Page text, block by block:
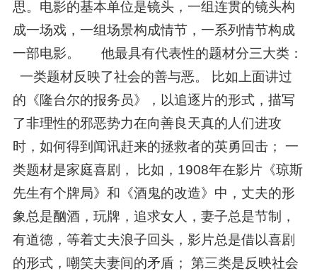
思。电影的基本单位是镜头，一组连贯的镜头构
成一场戏，一组场景构成情节，一系列情节构成
一部电影。 他最具有代表性的题材分三大类：
一类题材反映了社会的善与恶。 比如上面讲过
的《隆台尔的报务员》，以追逐片的形式，描写
了非理性的邪恶势力在向善良天真的人们进攻
时，如何得到闻讯赶来的拯救者的英勇回击； 一
类题材是家庭喜剧， 比如，1908年在影片《琼斯
先生有个牌局》和《酒鬼的改造》中，丈夫的形
象总是酗酒，玩牌，追求女人，妻子总是节制，
有道德，等着丈夫浪子回头，影片总是借以喜剧
的形式，嘲笑夫妻间的矛盾； 第三类是反映社会